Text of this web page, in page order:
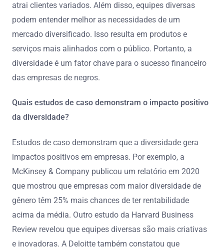
atrai clientes variados. Além disso, equipes diversas
podem entender melhor as necessidades de um
mercado diversificado. Isso resulta em produtos e
serviços mais alinhados com o público. Portanto, a
diversidade é um fator chave para o sucesso financeiro
das empresas de negros.
Quais estudos de caso demonstram o impacto positivo
da diversidade?
Estudos de caso demonstram que a diversidade gera
impactos positivos em empresas. Por exemplo, a
McKinsey & Company publicou um relatório em 2020
que mostrou que empresas com maior diversidade de
gênero têm 25% mais chances de ter rentabilidade
acima da média. Outro estudo da Harvard Business
Review revelou que equipes diversas são mais criativas
e inovadoras. A Deloitte também constatou que